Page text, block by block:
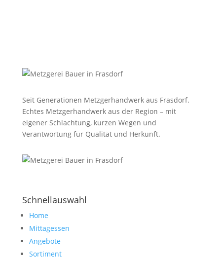
Seit Generationen Metzgerhandwerk aus Frasdorf.
Echtes Metzgerhandwerk aus der Region – mit
eigener Schlachtung, kurzen Wegen und
Verantwortung für Qualität und Herkunft.
Schnellauswahl
Home
Mittagessen
Angebote
Sortiment